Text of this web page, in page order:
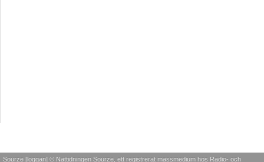
Sourze [loggan] © Nättidningen Sourze, ett registrerat massmedium hos Radio- och